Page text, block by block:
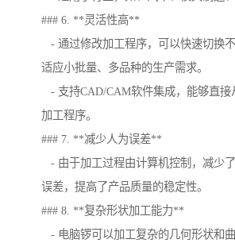
### 6. **灵活性高**
- 通过修改加工程序，可以快速切换不
适应小批量、多品种的生产需求。
- 支持CAD/CAM软件集成，能够直接
加工程序。
### 7. **减少人为误差**
- 由于加工过程由计算机控制，减少
误差，提高了产品质量的稳定性。
### 8. **复杂形状加工能力**
- 电脑锣可以加工复杂的几何形状和